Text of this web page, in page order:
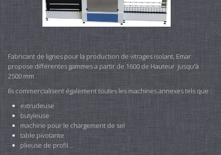
Fabricant de lignes pour la production de vitrages isolant, Emar
propose différentes gammes a partir de 1600 de Hauteur jusqu'à
2500 mm .
Ils commercialisent également toutes les machines annexes tels que :
extrudeuse
butyleuse
machine pour le chargement de sel
table pivotante
plieuse de profil ...